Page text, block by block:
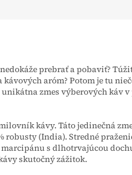
prebrať a pobaviť?
aróm? Potom je tu
zmes výberových káv v
kávy. Táto jedinečná
robusty (India). Stredné
s dlhotrvajúcou
skutočný zážitok.